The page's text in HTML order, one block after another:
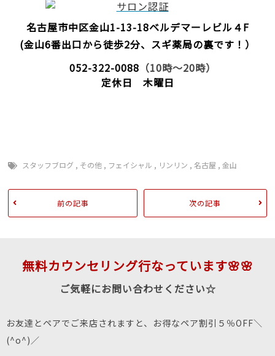
名古屋市中区金山1-13-18ベルデマーレビル４F
(金山6番出口から徒歩2分、スギ薬局の裏です！）
052-322-0088 （10時～20時）
定休日 木曜日
スタッフブログ , その他 , フェイシャル , リンリン ,名古屋 ,金山
前の記事 次の記事
無料カウンセリング行なっています🌸🌸
ご気軽にお問い合わせください☆
お友達とペアでご来店されますと、お得なペア割引５％OFF＼
(^o^)／